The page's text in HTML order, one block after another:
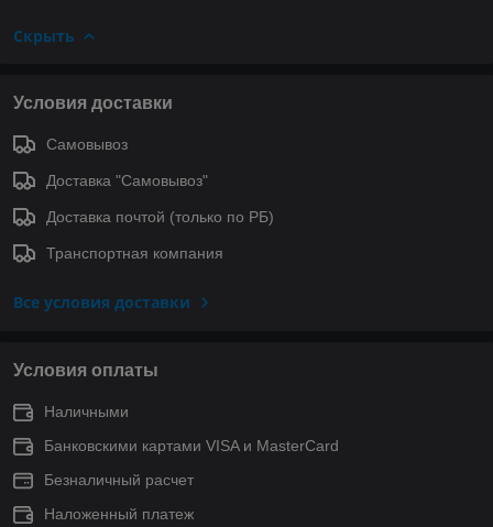
Скрыть
Условия доставки
Самовывоз
Доставка "Самовывоз"
Доставка почтой (только по РБ)
Транспортная компания
Все условия доставки
Условия оплаты
Наличными
Банковскими картами VISA и MasterCard
Безналичный расчет
Наложенный платеж